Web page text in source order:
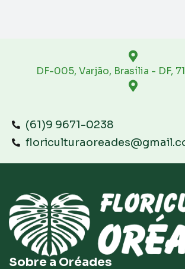
DF-005, Varjão, Brasília - DF,
(61)9 9671-0238
Sobre a Oréades